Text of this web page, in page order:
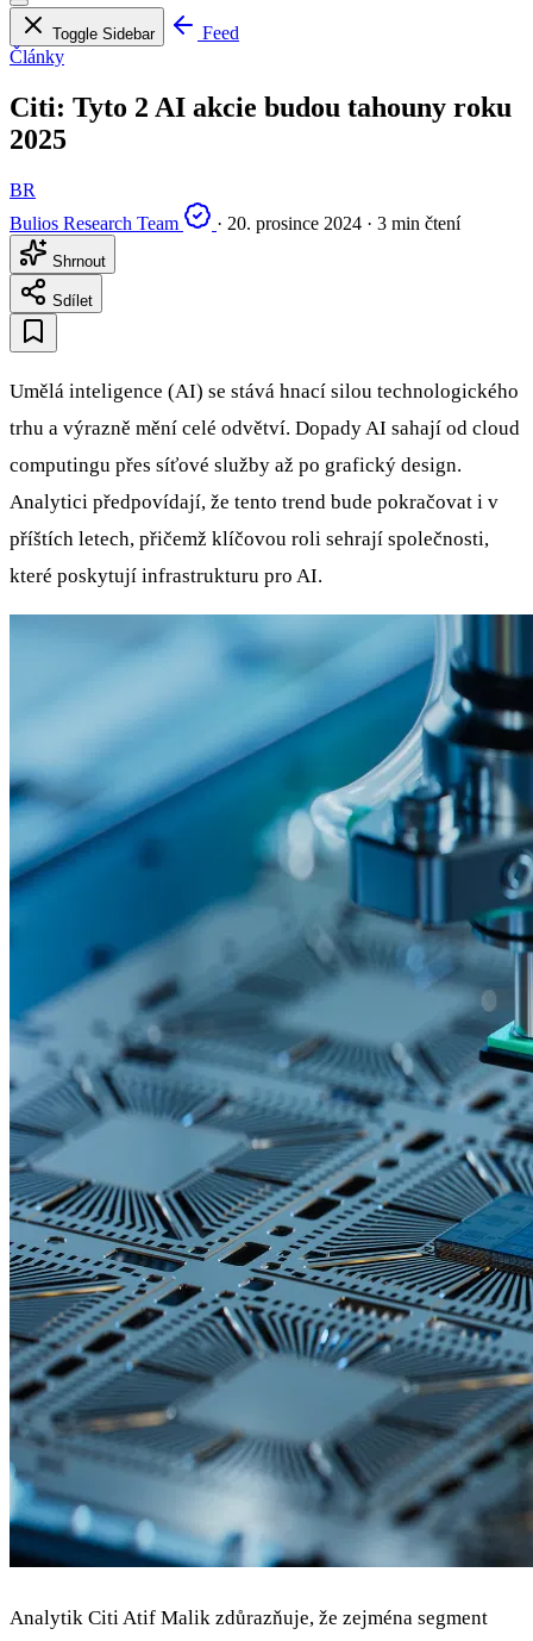
Toggle Sidebar
Feed
Články
Citi: Tyto 2 AI akcie budou tahouny roku
2025
BR
Bulios Research Team
· 20. prosince 2024 · 3 min čtení
Shrnout
Sdílet
Umělá inteligence (AI) se stává hnací silou technologického
trhu a výrazně mění celé odvětví. Dopady AI sahají od cloud
computingu přes síťové služby až po grafický design.
Analytici předpovídají, že tento trend bude pokračovat i v
příštích letech, přičemž klíčovou roli sehrají společnosti,
které poskytují infrastrukturu pro AI.
Analytik Citi Atif Malik zdůrazňuje, že zejména segment